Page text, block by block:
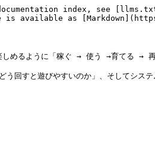
index, see
is available as
しめるように「稼ぐ → 使う →育てる → 再